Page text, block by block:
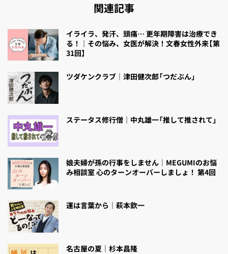
関連記事
イライラ、発汗、頭痛… 更年期障害は治療でき
る！｜その悩み、女医が解決！文春女性外来【第
31回】
ツダケンクラブ｜津田健次郎「つだぶん」
ステータス修行僧｜中丸雄一「推して推されて」
娘夫婦が孫の行事をしません｜MEGUMIのお悩
み相談室 心のターンオーバーしましょ！ 第4回
運は言葉から｜萩本欽一
名古屋の夏｜杉本昌隆